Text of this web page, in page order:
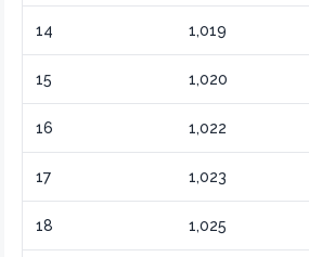
14 1,019
15 1,020
16 1,022
17 1,023
18 1,025